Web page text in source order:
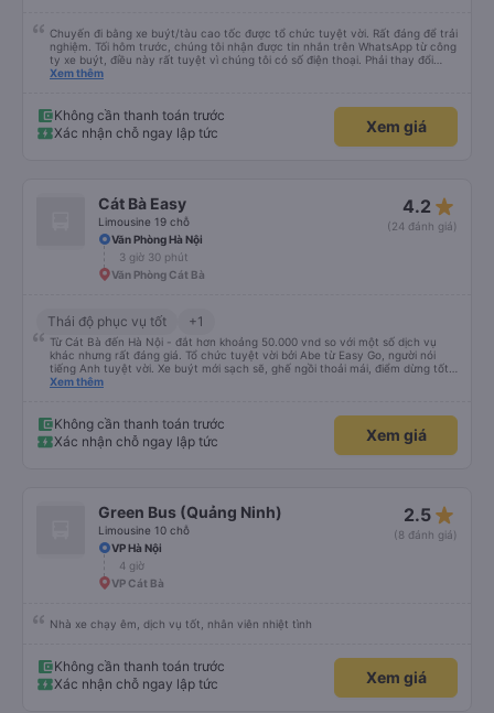
Chuyến đi bằng xe buýt/tàu cao tốc được tổ chức tuyệt vời. Rất đáng để trải
nghiệm. Tối hôm trước, chúng tôi nhận được tin nhắn trên WhatsApp từ công
ty xe buýt, điều này rất tuyệt vì chúng tôi có số điện thoại. Phải thay đổi
điểm đón vì trời mưa như trút nước, nhưng họ rất thông cảm. Anh chàng lái
Cát Bà đến Hà Nội, phải xuống xe buýt, lên tàu cao tốc rồi lại lên một xe
buýt khác. Được tổ chức tốt, giao tiếp tuyệt vời, chuyến đi tuyệt vời.
Xem thêm
Không cần thanh toán trước
Xác nhận chỗ ngay lập tức
Xem giá
Cát Bà Easy
Limousine 19 chỗ
4.2 star_rate
(24 đánh giá)
Văn Phòng Hà Nội
3 giờ 30 phút
Văn Phòng Cát Bà
Thái độ phục vụ tốt +1
Từ Cát Bà đến Hà Nội - đắt hơn khoảng 50.000 vnd so với một số dịch vụ
khác nhưng rất đáng giá. Tổ chức tuyệt vời bởi Abe từ Easy Go, người nói
tiếng Anh tuyệt vời. Xe buýt mới sạch sẽ, ghế ngồi thoải mái, điểm dừng tốt
giữa chặng, tốt hơn nhiều so với nhiều xe buýt mà tôi đã thử cho đến nay.
xuống xe với hành lý của mình, v.v., đi phà chở khách để đến đảo và đổi xe
buýt một lần nữa, v.v. rất khuyến khích.
Xem thêm
Không cần thanh toán trước
Xác nhận chỗ ngay lập tức
Xem giá
Green Bus (Quảng Ninh)
Limousine 10 chỗ
2.5 star_rate
(8 đánh giá)
VP Hà Nội
4 giờ
VP Cát Bà
Nhà xe chạy êm, dịch vụ tốt, nhân viên nhiệt tình
Không cần thanh toán trước
Xác nhận chỗ ngay lập tức
Xem giá